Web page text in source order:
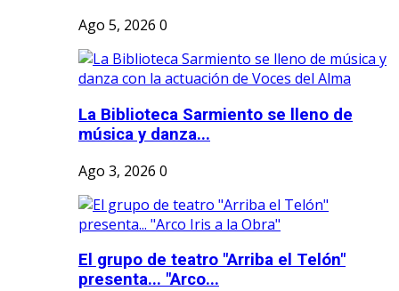
Ago 5, 2026 0
La Biblioteca Sarmiento se lleno de
música y danza...
Ago 3, 2026 0
El grupo de teatro "Arriba el Telón"
presenta... "Arco...